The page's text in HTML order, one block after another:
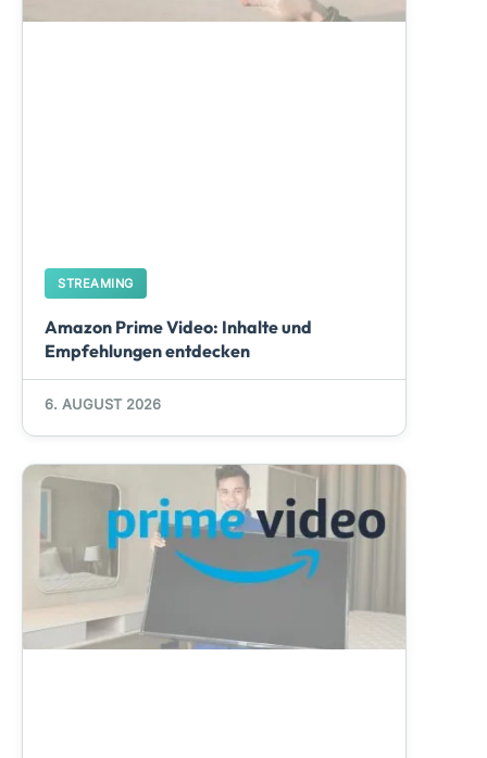
STREAMING
Amazon Prime Video: Inhalte und
Empfehlungen entdecken
6. AUGUST 2026